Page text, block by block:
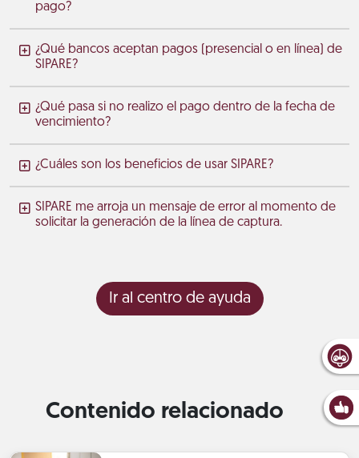
pago?
¿Qué bancos aceptan pagos (presencial o en línea) de
SIPARE?
¿Qué pasa si no realizo el pago dentro de la fecha de
vencimiento?
¿Cuáles son los beneficios de usar SIPARE?
SIPARE me arroja un mensaje de error al momento de
solicitar la generación de la línea de captura.
Ir al centro de ayuda
Contenido relacionado